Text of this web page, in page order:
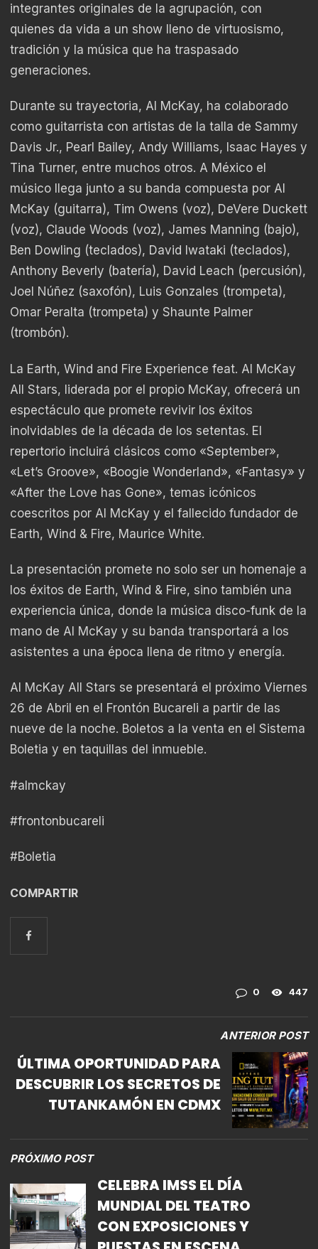
integrantes originales de la agrupación, con
quienes da vida a un show lleno de virtuosismo,
tradición y la música que ha traspasado
generaciones.
Durante su trayectoria, Al McKay, ha colaborado
como guitarrista con artistas de la talla de Sammy
Davis Jr., Pearl Bailey, Andy Williams, Isaac Hayes y
Tina Turner, entre muchos otros. A México el
músico llega junto a su banda compuesta por Al
McKay (guitarra), Tim Owens (voz), DeVere Duckett
(voz), Claude Woods (voz), James Manning (bajo),
Ben Dowling (teclados), David Iwataki (teclados),
Anthony Beverly (batería), David Leach (percusión),
Joel Núñez (saxofón), Luis Gonzales (trompeta),
Omar Peralta (trompeta) y Shaunte Palmer
(trombón).
La Earth, Wind and Fire Experience feat. Al McKay
All Stars, liderada por el propio McKay, ofrecerá un
espectáculo que promete revivir los éxitos
inolvidables de la década de los setentas. El
repertorio incluirá clásicos como «September»,
«Let’s Groove», «Boogie Wonderland», «Fantasy» y
«After the Love has Gone», temas icónicos
coescritos por Al McKay y el fallecido fundador de
Earth, Wind & Fire, Maurice White.
La presentación promete no solo ser un homenaje a
los éxitos de Earth, Wind & Fire, sino también una
experiencia única, donde la música disco-funk de la
mano de Al McKay y su banda transportará a los
asistentes a una época llena de ritmo y energía.
Al McKay All Stars se presentará el próximo Viernes
26 de Abril en el Frontón Bucareli a partir de las
nueve de la noche. Boletos a la venta en el Sistema
Boletia y en taquillas del inmueble.
#almckay
#frontonbucareli
#Boletia
COMPARTIR
0 447
ANTERIOR POST
ÚLTIMA OPORTUNIDAD PARA
DESCUBRIR LOS SECRETOS DE
TUTANKAMÓN EN CDMX
PRÓXIMO POST
CELEBRA IMSS EL DÍA
MUNDIAL DEL TEATRO
CON EXPOSICIONES Y